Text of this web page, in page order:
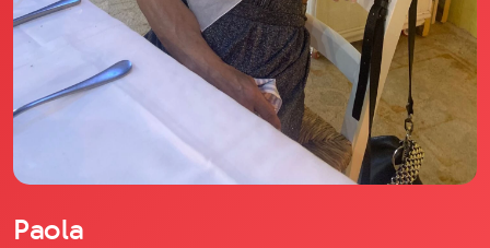
Domande Frequenti
Impegno Sociale
Le nostre sedi
YouTube
Instagram
Paola